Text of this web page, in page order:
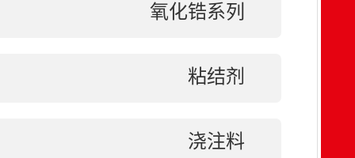
氧化锆系列
粘结剂
浇注料